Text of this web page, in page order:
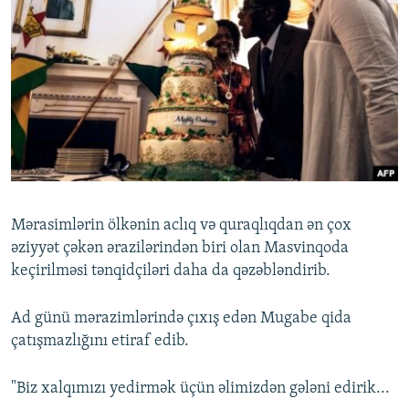
Mərasimlərin ölkənin aclıq və quraqlıqdan ən çox
əziyyət çəkən ərazilərindən biri olan Masvinqoda
keçirilməsi tənqidçiləri daha da qəzəbləndirib.
Ad günü mərazimlərində çıxış edən Mugabe qida
çatışmazlığını etiraf edib.
"Biz xalqımızı yedirmək üçün əlimizdən gələni edirik...